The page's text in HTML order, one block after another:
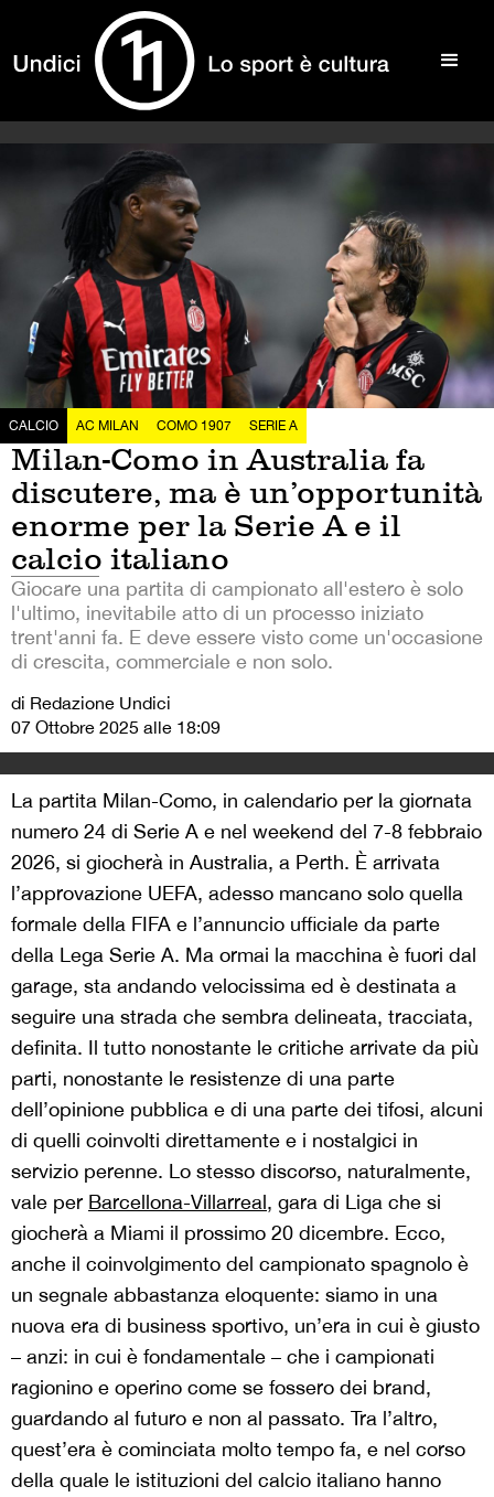
CALCIO AC MILAN COMO 1907 SERIE A
Milan-Como in Australia fa
discutere, ma è un’opportunità
enorme per la Serie A e il
calcio italiano
Giocare una partita di campionato all'estero è solo
l'ultimo, inevitabile atto di un processo iniziato
trent'anni fa. E deve essere visto come un'occasione
di crescita, commerciale e non solo.
di Redazione Undici
07 Ottobre 2025 alle 18:09
La partita Milan-Como, in calendario per la giornata
numero 24 di Serie A e nel weekend del 7-8 febbraio
2026, si giocherà in Australia, a Perth. È arrivata
l’approvazione UEFA, adesso mancano solo quella
formale della FIFA e l’annuncio ufficiale da parte
della Lega Serie A. Ma ormai la macchina è fuori dal
garage, sta andando velocissima ed è destinata a
seguire una strada che sembra delineata, tracciata,
definita. Il tutto nonostante le critiche arrivate da più
parti, nonostante le resistenze di una parte
dell’opinione pubblica e di una parte dei tifosi, alcuni
di quelli coinvolti direttamente e i nostalgici in
servizio perenne. Lo stesso discorso, naturalmente,
vale per Barcellona-Villarreal, gara di Liga che si
giocherà a Miami il prossimo 20 dicembre. Ecco,
anche il coinvolgimento del campionato spagnolo è
un segnale abbastanza eloquente: siamo in una
nuova era di business sportivo, un’era in cui è giusto
– anzi: in cui è fondamentale – che i campionati
ragionino e operino come se fossero dei brand,
guardando al futuro e non al passato. Tra l’altro,
quest’era è cominciata molto tempo fa, e nel corso
della quale le istituzioni del calcio italiano hanno